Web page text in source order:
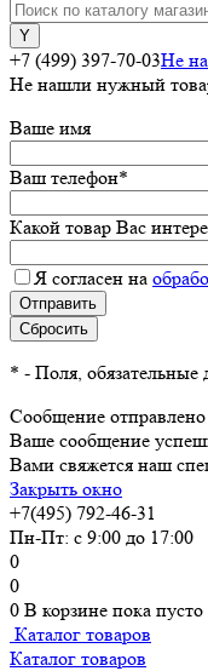
+7 (499) 397-70-03Не
Не нашли нужный
Ваше имя
Ваш телефон*
Какой товар Вас
Я согласен на
* - Поля, обязательные
Сообщение отправлено
Ваше сообщение
Вами свяжется наш
Закрыть окно
+7(495) 792-46-31
Пн-Пт: с 9:00 до 17:00
0
0
0 В корзине пока пусто
Каталог товаров
Каталог товаров